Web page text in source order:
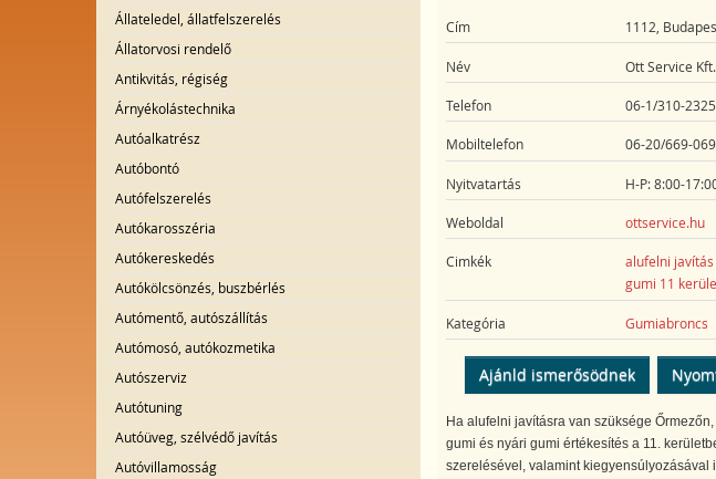
Állateledel, állatfelszerelés
Állatorvosi rendelő
Antikvitás, régiség
Árnyékolástechnika
Autóalkatrész
Autóbontó
Autófelszerelés
Autókarosszéria
Autókereskedés
Autókölcsönzés, buszbérlés
Autómentő, autószállítás
Autómosó, autókozmetika
Autószerviz
Autótuning
Autóüveg, szélvédő javítás
Autóvillamosság
Cím 1112,
Név Ott Service Kft.
Telefon 06-1/310-2325
Mobiltelefon 06-20/669-
Nyitvatartás H-P: 8:00-
Weboldal ottservice.hu
Cimkék alufelni
gumi 11
Kategória Gumiabroncs
Ajánld ismerősödnek
Ha alufelni javításra van szüksége
gumi és nyári gumi értékesítés a 11.
szerelésével, valamint